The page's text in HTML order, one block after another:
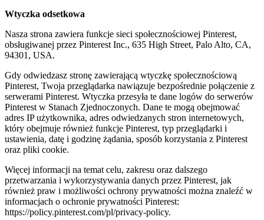
Wtyczka odsetkowa
Nasza strona zawiera funkcje sieci społecznościowej Pinterest,
obsługiwanej przez Pinterest Inc., 635 High Street, Palo Alto, CA,
94301, USA.
Gdy odwiedzasz stronę zawierającą wtyczkę społecznościową
Pinterest, Twoja przeglądarka nawiązuje bezpośrednie połączenie z
serwerami Pinterest. Wtyczka przesyła te dane logów do serwerów
Pinterest w Stanach Zjednoczonych. Dane te mogą obejmować
adres IP użytkownika, adres odwiedzanych stron internetowych,
który obejmuje również funkcje Pinterest, typ przeglądarki i
ustawienia, datę i godzinę żądania, sposób korzystania z Pinterest
oraz pliki cookie.
Więcej informacji na temat celu, zakresu oraz dalszego
przetwarzania i wykorzystywania danych przez Pinterest, jak
również praw i możliwości ochrony prywatności można znaleźć w
informacjach o ochronie prywatności Pinterest:
https://policy.pinterest.com/pl/privacy-policy.